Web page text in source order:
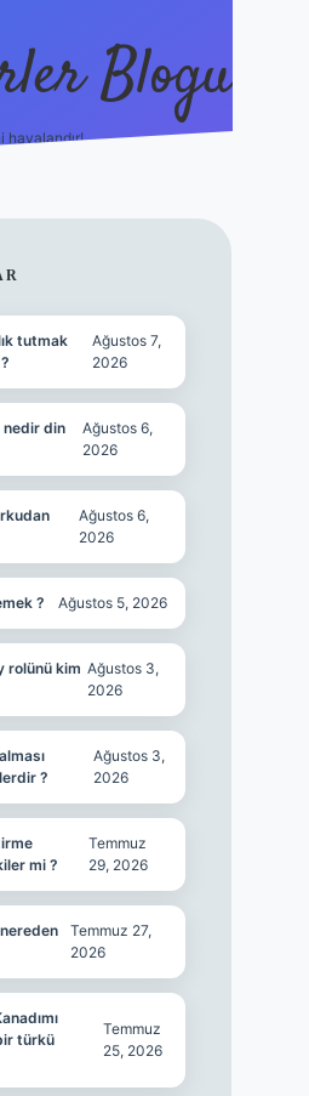
Blogu
havalandır!
tutmak
Ağustos 7,
2026
nedir din
Ağustos 6,
2026
Ağustos 6,
2026
? Ağustos 5, 2026
rolünü kim Ağustos 3,
2026
?
Ağustos 3,
2026
mi ?
Temmuz
29, 2026
Temmuz 27,
2026
türkü
Temmuz
25, 2026
hiltonbet güncel giriş